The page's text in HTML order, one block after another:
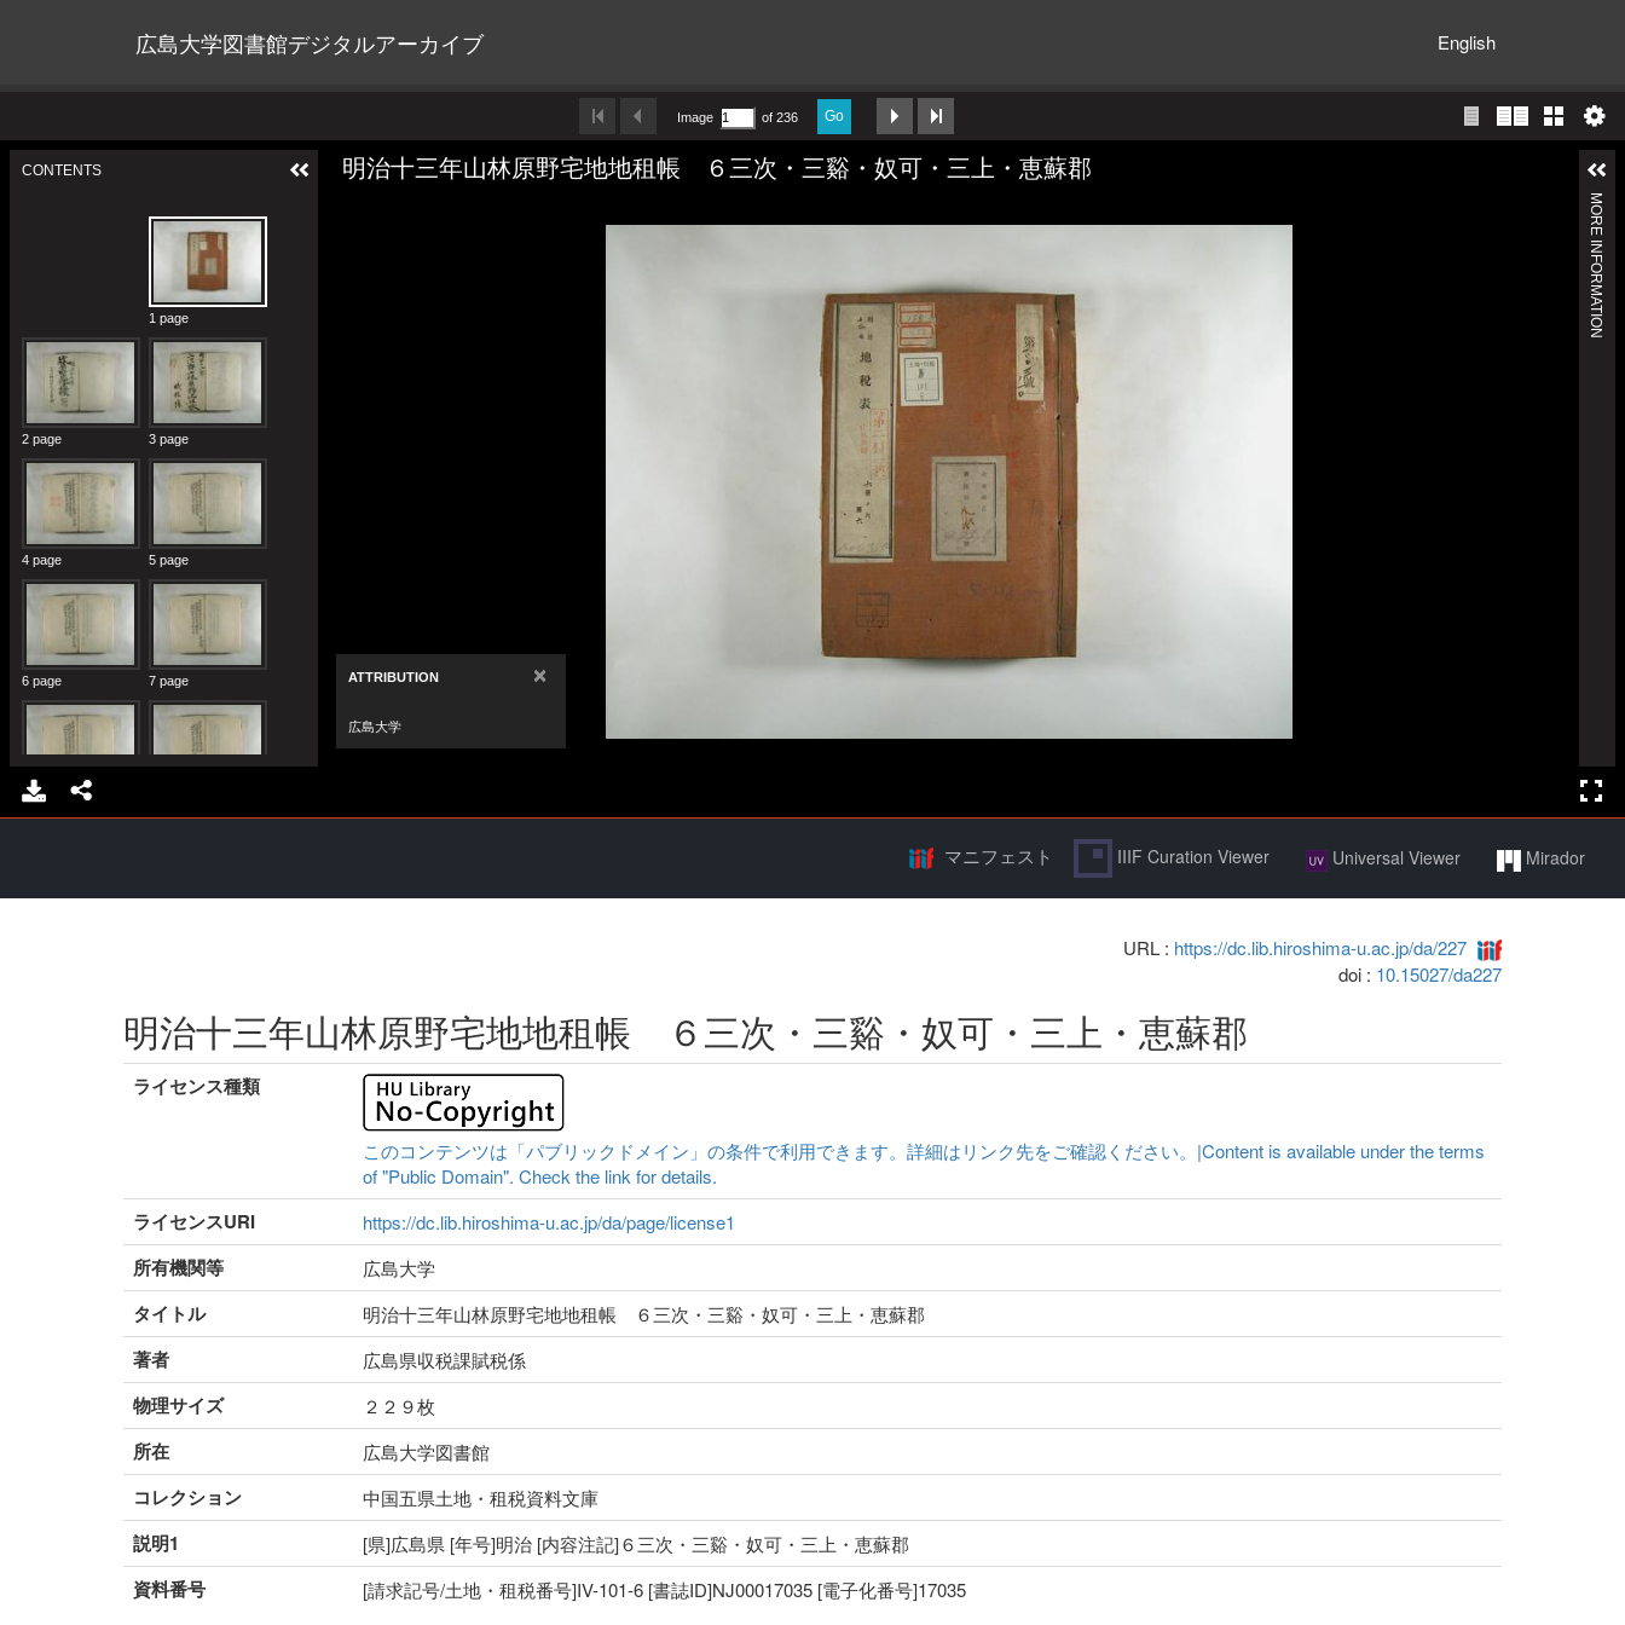
広島大学図書館デジタルアーカイブ English
マニフェスト IIIF Curation Viewer Universal Viewer Mirador
URL : https://dc.lib.hiroshima-u.ac.jp/da/227
doi : 10.15027/da227
明治十三年山林原野宅地地租帳 ６三次・三谿・奴可・三上・恵蘇郡
ライセンス種類
このコンテンツは「パブリックドメイン」の条件で利用できます。詳細はリンク先をご確認ください。|Content is available under the terms
of "Public Domain". Check the link for details.
ライセンスURI https://dc.lib.hiroshima-u.ac.jp/da/page/license1
所有機関等 広島大学
タイトル 明治十三年山林原野宅地地租帳 ６三次・三谿・奴可・三上・恵蘇郡
著者 広島県収税課賦税係
物理サイズ ２２９枚
所在 広島大学図書館
コレクション 中国五県土地・租税資料文庫
説明1 [県]広島県 [年号]明治 [内容注記]６三次・三谿・奴可・三上・恵蘇郡
資料番号 [請求記号/土地・租税番号]IV-101-6 [書誌ID]NJ00017035 [電子化番号]17035